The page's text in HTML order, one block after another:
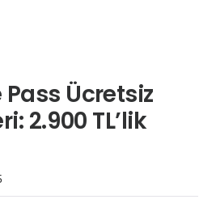
Ücretsiz
2.900 TL’lik